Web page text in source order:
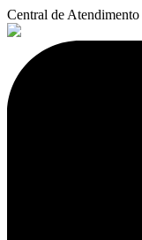
Central de Atendimento